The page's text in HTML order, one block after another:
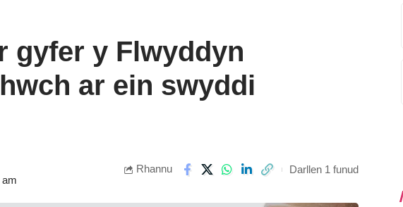
gyfer y Flwyddyn
ar ein swyddi
Rhannu Darllen 1 funud